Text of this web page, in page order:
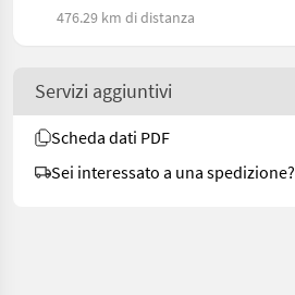
476.29 km di distanza
Servizi aggiuntivi
Scheda dati PDF
Sei interessato a una spedizione?